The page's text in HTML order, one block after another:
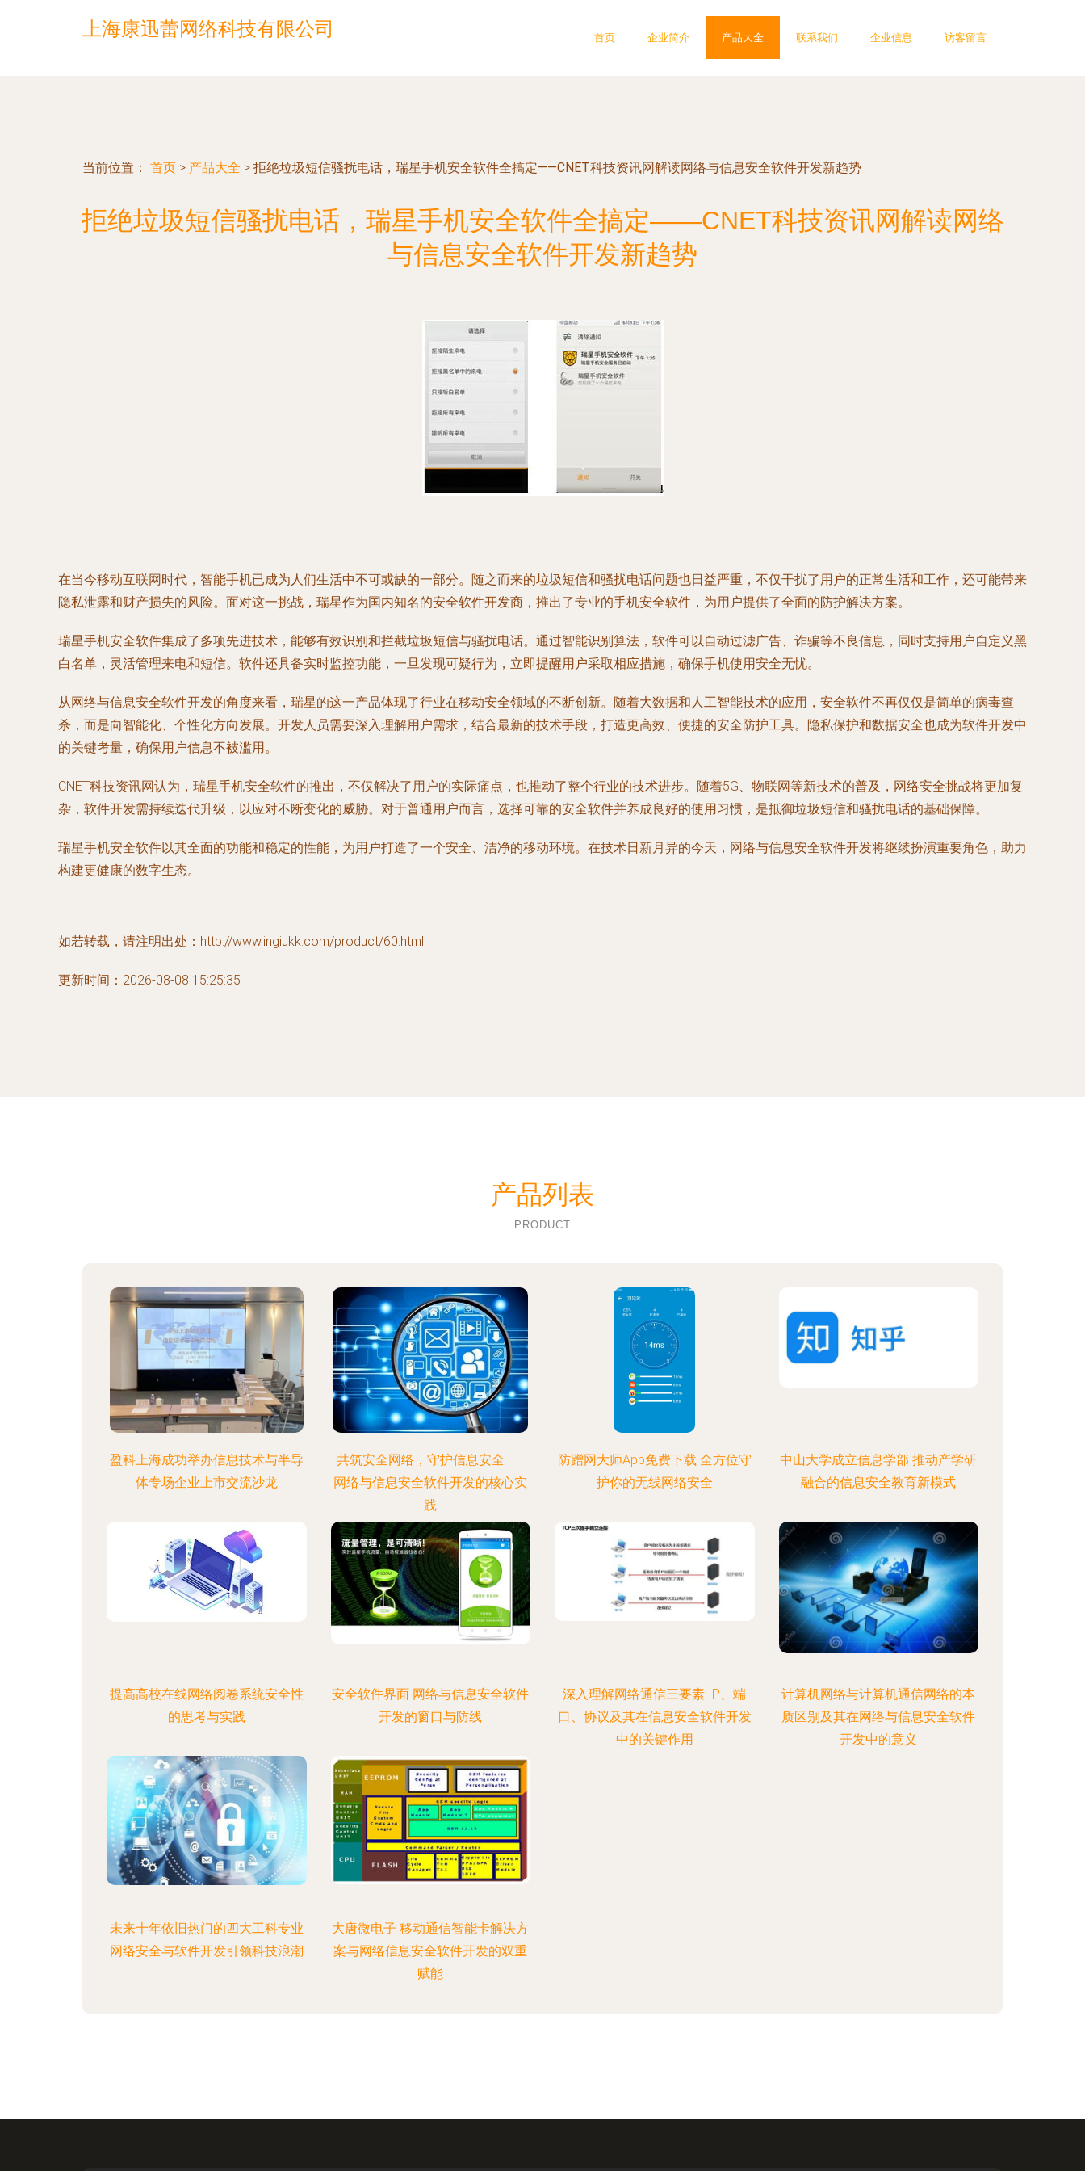
上海康迅蕾网络科技有限公司 首页 企业简介 产品大全 联系我们 企业信息 访客留言
当前位置： 首页 > 产品大全 > 拒绝垃圾短信骚扰电话，瑞星手机安全软件全搞定——CNET科技资讯网解读网络与信息安全软件开发新趋势
拒绝垃圾短信骚扰电话，瑞星手机安全软件全搞定——CNET科技资讯网解读网络
与信息安全软件开发新趋势
在当今移动互联网时代，智能手机已成为人们生活中不可或缺的一部分。随之而来的垃圾短信和骚扰电话问题也日益严重，不仅干扰了用户的正常生活和工作，还可能带来
隐私泄露和财产损失的风险。面对这一挑战，瑞星作为国内知名的安全软件开发商，推出了专业的手机安全软件，为用户提供了全面的防护解决方案。
瑞星手机安全软件集成了多项先进技术，能够有效识别和拦截垃圾短信与骚扰电话。通过智能识别算法，软件可以自动过滤广告、诈骗等不良信息，同时支持用户自定义黑
白名单，灵活管理来电和短信。软件还具备实时监控功能，一旦发现可疑行为，立即提醒用户采取相应措施，确保手机使用安全无忧。
从网络与信息安全软件开发的角度来看，瑞星的这一产品体现了行业在移动安全领域的不断创新。随着大数据和人工智能技术的应用，安全软件不再仅仅是简单的病毒查
杀，而是向智能化、个性化方向发展。开发人员需要深入理解用户需求，结合最新的技术手段，打造更高效、便捷的安全防护工具。隐私保护和数据安全也成为软件开发中
的关键考量，确保用户信息不被滥用。
CNET科技资讯网认为，瑞星手机安全软件的推出，不仅解决了用户的实际痛点，也推动了整个行业的技术进步。随着5G、物联网等新技术的普及，网络安全挑战将更加复
杂，软件开发需持续迭代升级，以应对不断变化的威胁。对于普通用户而言，选择可靠的安全软件并养成良好的使用习惯，是抵御垃圾短信和骚扰电话的基础保障。
瑞星手机安全软件以其全面的功能和稳定的性能，为用户打造了一个安全、洁净的移动环境。在技术日新月异的今天，网络与信息安全软件开发将继续扮演重要角色，助力
构建更健康的数字生态。
如若转载，请注明出处：http://www.ingiukk.com/product/60.html
更新时间：2026-08-08 15:25:35
产品列表
PRODUCT
盈科上海成功举办信息技术与半导
体专场企业上市交流沙龙
共筑安全网络，守护信息安全——
网络与信息安全软件开发的核心实
践
防蹭网大师App免费下载 全方位守
护你的无线网络安全
中山大学成立信息学部 推动产学研
融合的信息安全教育新模式
提高高校在线网络阅卷系统安全性
的思考与实践
安全软件界面 网络与信息安全软件
开发的窗口与防线
深入理解网络通信三要素 IP、端
口、协议及其在信息安全软件开发
中的关键作用
计算机网络与计算机通信网络的本
质区别及其在网络与信息安全软件
开发中的意义
未来十年依旧热门的四大工科专业
网络安全与软件开发引领科技浪潮
大唐微电子 移动通信智能卡解决方
案与网络信息安全软件开发的双重
赋能